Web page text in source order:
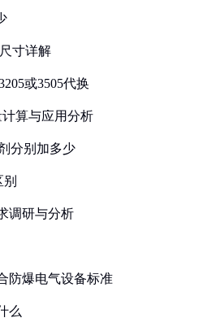
寸详解
或3505代换
算与应用分析
分别加多少
调研与分析
防爆电气设备标准
么